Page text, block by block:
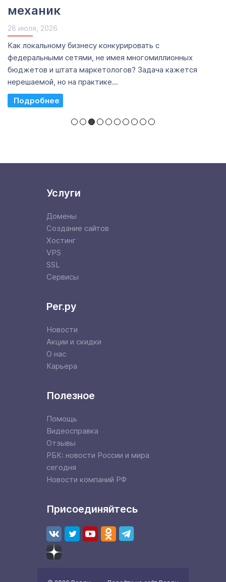
механик
28 июля, 2026
Как локальному бизнесу конкурировать с
федеральными сетями, не имея многомиллионных
бюджетов и штата маркетологов? Задача кажется
нерешаемой, но на практике...
Read More
Услуги
Домены
Создание сайтов
Хостинг
VPS
SSL
Сервисы
Рег.ру
Новости
Акции и скидки
О нас
Карьера
Полезное
Помощь
Видеосправка
Отзывы
РБК: новости России и мира
сегодня
Новости компаний РФ
Присоединяйтесь